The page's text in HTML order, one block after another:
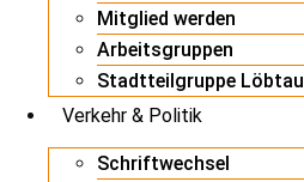
Mitglied werden
Arbeitsgruppen
Stadtteilgruppe Löbtau
Verkehr & Politik
Schriftwechsel